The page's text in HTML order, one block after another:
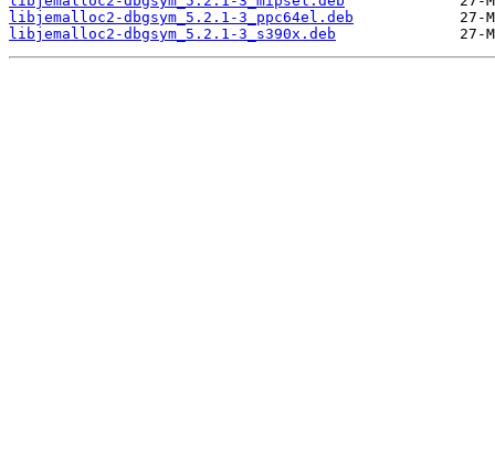
libjemalloc2-dbgsym_5.2.1-3_ppc64el.deb
libjemalloc2-dbgsym_5.2.1-3_s390x.deb